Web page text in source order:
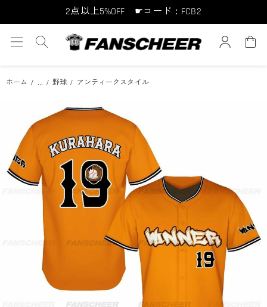
2点以上5%OFF ☛コード：FCB2
10点以上10%OFF ☛コード：FCB10
ホーム ... 野球 アンティークスタイル